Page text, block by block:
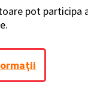
pot participa